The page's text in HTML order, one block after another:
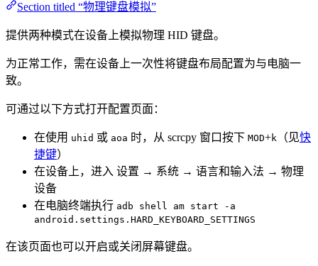
Section titled “物理键盘模拟”
提供两种模式在设备上模拟物理 HID 键盘。
为正常工作，需在设备上一次性将键盘布局配置为与电脑一
致。
可通过以下方式打开配置页面：
在使用 uhid 或 aoa 时，从 scrcpy 窗口按下 MOD+k （见快
捷键）
在设备上，进入 设置 → 系统 → 语言和输入法 → 物理
设备
在电脑终端执行 adb shell am start -a
android.settings.HARD_KEYBOARD_SETTINGS
在该页面也可以开启或关闭屏幕键盘。